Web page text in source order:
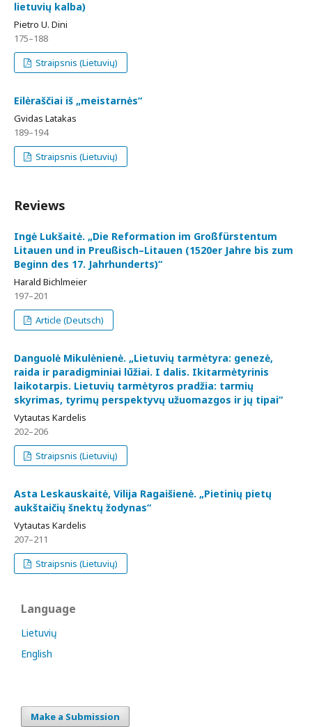
lietuvių kalba)
Pietro U. Dini
175–188
Straipsnis (Lietuvių)
Eilėraščiai iš „meistarnės“
Gvidas Latakas
189–194
Straipsnis (Lietuvių)
Reviews
Ingė Lukšaitė. „Die Reformation im Großfürstentum
Litauen und in Preußisch–Litauen (1520er Jahre bis zum
Beginn des 17. Jahrhunderts)“
Harald Bichlmeier
197–201
Article (Deutsch)
Danguolė Mikulėnienė. „Lietuvių tarmėtyra: genezė,
raida ir paradigminiai lūžiai. I dalis. Ikitarmėtyrinis
laikotarpis. Lietuvių tarmėtyros pradžia: tarmių
skyrimas, tyrimų perspektyvų užuomazgos ir jų tipai“
Vytautas Kardelis
202–206
Straipsnis (Lietuvių)
Asta Leskauskaitė, Vilija Ragaišienė. „Pietinių pietų
aukštaičių šnektų žodynas“
Vytautas Kardelis
207–211
Straipsnis (Lietuvių)
Language
Lietuvių
English
Make a Submission